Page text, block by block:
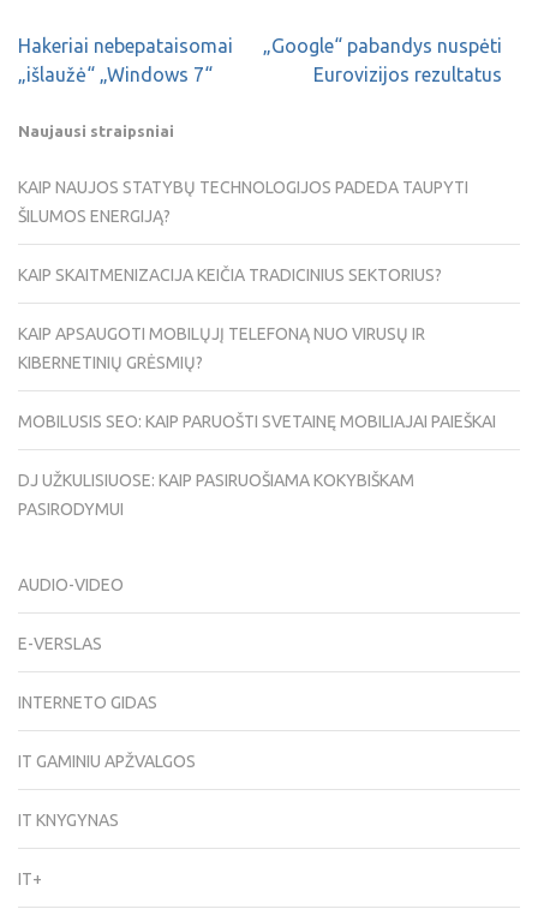
Hakeriai nebepataisomai
„išlaužė“ „Windows 7“
„Google“ pabandys nuspėti
Eurovizijos rezultatus
Naujausi straipsniai
KAIP NAUJOS STATYBŲ TECHNOLOGIJOS PADEDA TAUPYTI
ŠILUMOS ENERGIJĄ?
KAIP SKAITMENIZACIJA KEIČIA TRADICINIUS SEKTORIUS?
KAIP APSAUGOTI MOBILŲJĮ TELEFONĄ NUO VIRUSŲ IR
KIBERNETINIŲ GRĖSMIŲ?
MOBILUSIS SEO: KAIP PARUOŠTI SVETAINĘ MOBILIAJAI PAIEŠKAI
DJ UŽKULISIUOSE: KAIP PASIRUOŠIAMA KOKYBIŠKAM
PASIRODYMUI
AUDIO-VIDEO
E-VERSLAS
INTERNETO GIDAS
IT GAMINIU APŽVALGOS
IT KNYGYNAS
IT+